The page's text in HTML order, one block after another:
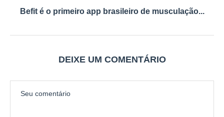
Befit é o primeiro app brasileiro de musculação...
DEIXE UM COMENTÁRIO